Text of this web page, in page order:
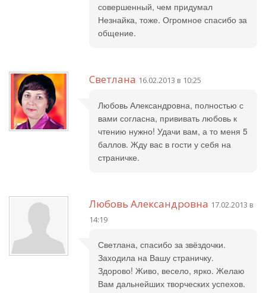
совершенный, чем придумал
Незнайка, тоже. Огромное спасибо за
общение.
Светлана 16.02.2013 в 10:25
Любовь Александровна, полностью с
вами согласна, прививать любовь к
чтению нужно! Удачи вам, а то меня 5
баллов. Жду вас в гости у себя на
страничке.
Любовь Александровна 17.02.2013 в
14:19
Светлана, спасибо за звёздочки.
Заходила на Вашу страничку.
Здорово! Живо, весело, ярко. Желаю
Вам дальнейших творческих успехов.